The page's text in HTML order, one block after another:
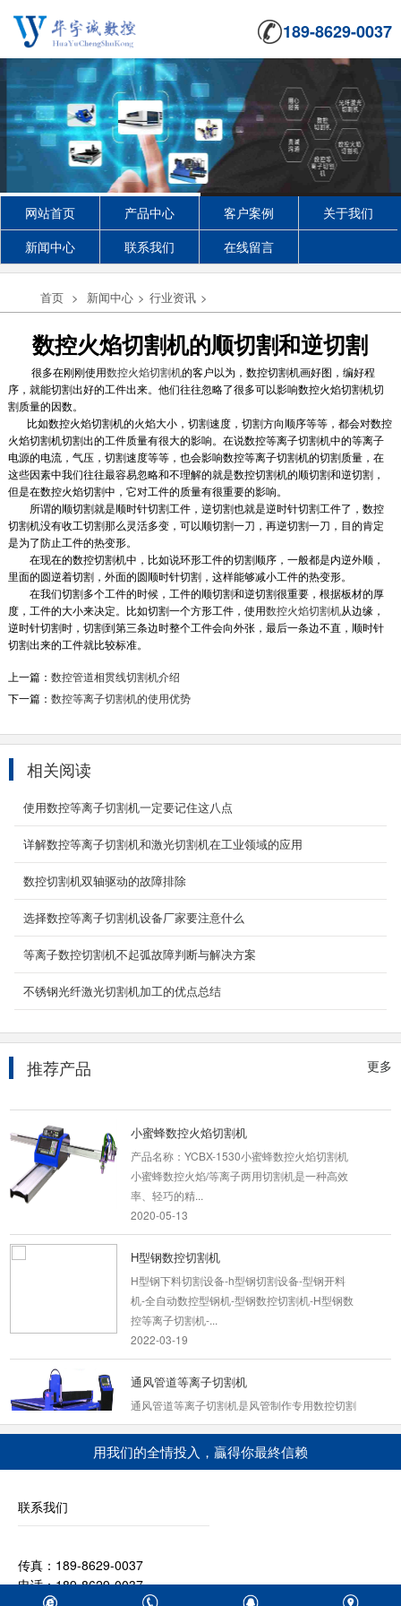
189-8629-0037
网站首页 产品中心 客户案例
关于我们
新闻中心
联系我们 在线留言
首页 > 新闻中心 > 行业资讯 >
数控火焰切割机的顺切割和逆切割
很多在刚刚使用数控火焰切割机的客户以为，数控切割机画好图，编好程
序，就能切割出好的工件出来。他们往往忽略了很多可以影响数控火焰切割机切
割质量的因数。
比如数控火焰切割机的火焰大小，切割速度，切割方向顺序等等，都会对数控
火焰切割机切割出的工件质量有很大的影响。在说数控等离子切割机中的等离子
电源的电流，气压，切割速度等等，也会影响数控等离子切割机的切割质量，在
这些因素中我们往往最容易忽略和不理解的就是数控切割机的顺切割和逆切割，
但是在数控火焰切割中，它对工件的质量有很重要的影响。
所谓的顺切割就是顺时针切割工件，逆切割也就是逆时针切割工件了，数控
切割机没有收工切割那么灵活多变，可以顺切割一刀，再逆切割一刀，目的肯定
是为了防止工件的热变形。
在现在的数控切割机中，比如说环形工件的切割顺序，一般都是内逆外顺，
里面的圆逆着切割，外面的圆顺时针切割，这样能够减小工件的热变形。
在我们切割多个工件的时候，工件的顺切割和逆切割很重要，根据板材的厚
度，工件的大小来决定。比如切割一个方形工件，使用数控火焰切割机从边缘，
逆时针切割时，切割到第三条边时整个工件会向外张，最后一条边不直，顺时针
切割出来的工件就比较标准。
上一篇： 数控管道相贯线切割机介绍
下一篇： 数控等离子切割机的使用优势
相关阅读
使用数控等离子切割机一定要记住这八点
详解数控等离子切割机和激光切割机在工业领域的应用
数控切割机双轴驱动的故障排除
选择数控等离子切割机设备厂家要注意什么
等离子数控切割机不起弧故障判断与解决方案
不锈钢光纤激光切割机加工的优点总结
更多
推荐产品
管板一体激光切割机
产品名称：YC-GQ4015GB-1000W光纤激光管
板一体机设备介绍： 管板一体光纤激光切割机不
仅可对圆形管、...
2024-04-07
数控火焰多头直条切割机
驱动，运行稳定，配置好，工作效率高，可用于
小蜜蜂数控火焰切割机
产品名称：YCBX-1530小蜜蜂数控火焰切割机
小蜜蜂数控火焰/等离子两用切割机是一种高效
率、轻巧的精...
2020-05-13
H型钢数控切割机
H型钢下料切割设备-h型钢切割设备-型钢开料
机-全自动数控型钢机-型钢数控切割机-H型钢数
控等离子切割机-...
2022-03-19
通风管道等离子切割机
通风管道等离子切割机是风管制作专用数控切割
2020-05-13
一、设备简介该型数控精细等离子切割机为台式
简单，惯性小...
2020-05-29
用我们的全情投入，贏得你最終信赖
联系我们
传真：189-8629-0037
电话：189-8629-0037